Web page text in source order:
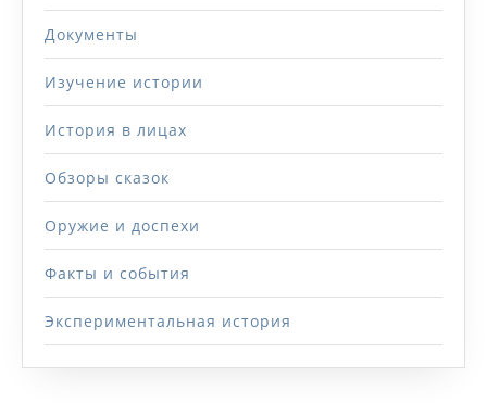
Документы
Изучение истории
История в лицах
Обзоры сказок
Оружие и доспехи
Факты и события
Экспериментальная история